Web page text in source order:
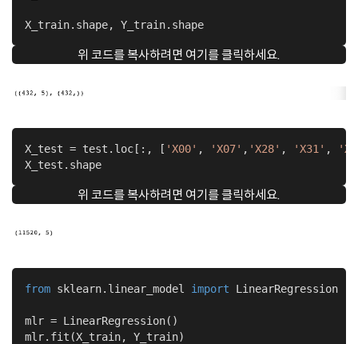
X_train.shape, Y_train.shape
위 코드를 복사하려면 여기를 클릭하세요.
X_test = test.loc[:, [ 'X00' , 'X07' , 'X28' , 'X31' ,
X_test.shape
위 코드를 복사하려면 여기를 클릭하세요.
from sklearn.linear_model import LinearRegression
mlr = LinearRegression()
mlr.fit(X_train, Y_train)